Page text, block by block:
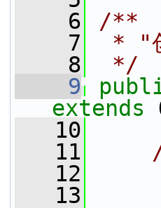
    6
/**
    7
* "
    8
*/
    9
extends
   10
   11
   12
   13